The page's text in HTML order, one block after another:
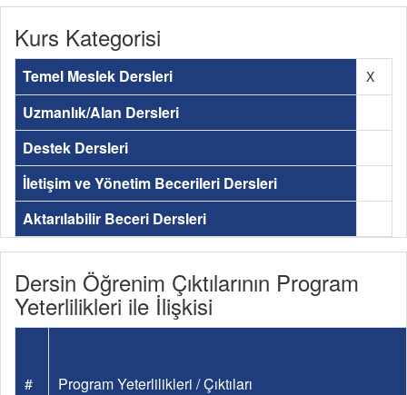
Kurs Kategorisi
Temel Meslek Dersleri X
Uzmanlık/Alan Dersleri
Destek Dersleri
İletişim ve Yönetim Becerileri Dersleri
Aktarılabilir Beceri Dersleri
Dersin Öğrenim Çıktılarının Program
Yeterlilikleri ile İlişkisi
# Program Yeterlilikleri / Çıktıları